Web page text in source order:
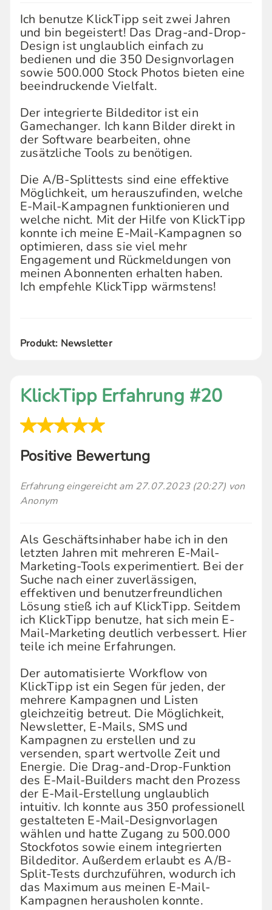
Ich benutze KlickTipp seit zwei Jahren
und bin begeistert! Das Drag-and-Drop-
Design ist unglaublich einfach zu
bedienen und die 350 Designvorlagen
sowie 500.000 Stock Photos bieten eine
beeindruckende Vielfalt.
Der integrierte Bildeditor ist ein
Gamechanger. Ich kann Bilder direkt in
der Software bearbeiten, ohne
zusätzliche Tools zu benötigen.
Die A/B-Splittests sind eine effektive
Möglichkeit, um herauszufinden, welche
E-Mail-Kampagnen funktionieren und
welche nicht. Mit der Hilfe von KlickTipp
konnte ich meine E-Mail-Kampagnen so
optimieren, dass sie viel mehr
Engagement und Rückmeldungen von
meinen Abonnenten erhalten haben.
Ich empfehle KlickTipp wärmstens!
Produkt: Newsletter
KlickTipp Erfahrung #20
Positive Bewertung
Erfahrung eingereicht am 27.07.2023 (20:27) von
Anonym
Als Geschäftsinhaber habe ich in den
letzten Jahren mit mehreren E-Mail-
Marketing-Tools experimentiert. Bei der
Suche nach einer zuverlässigen,
effektiven und benutzerfreundlichen
Lösung stieß ich auf KlickTipp. Seitdem
ich KlickTipp benutze, hat sich mein E-
Mail-Marketing deutlich verbessert. Hier
teile ich meine Erfahrungen.
Der automatisierte Workflow von
KlickTipp ist ein Segen für jeden, der
mehrere Kampagnen und Listen
gleichzeitig betreut. Die Möglichkeit,
Newsletter, E-Mails, SMS und
Kampagnen zu erstellen und zu
versenden, spart wertvolle Zeit und
Energie. Die Drag-and-Drop-Funktion
des E-Mail-Builders macht den Prozess
der E-Mail-Erstellung unglaublich
intuitiv. Ich konnte aus 350 professionell
gestalteten E-Mail-Designvorlagen
wählen und hatte Zugang zu 500.000
Stockfotos sowie einem integrierten
Bildeditor. Außerdem erlaubt es A/B-
Split-Tests durchzuführen, wodurch ich
das Maximum aus meinen E-Mail-
Kampagnen herausholen konnte.